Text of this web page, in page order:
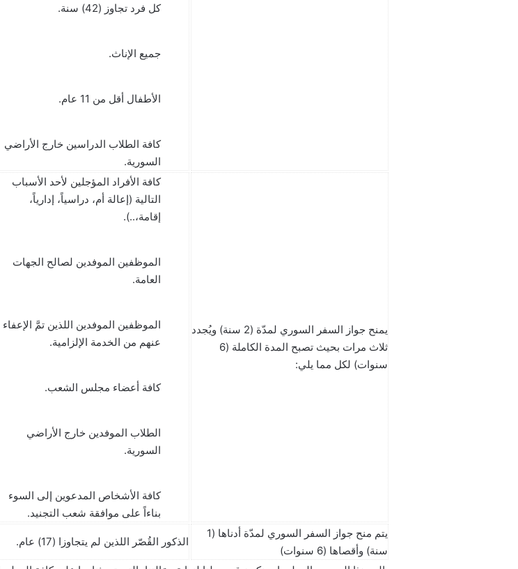
كل فرد تجاوز (42) سنة.
جميع الإناث.
الأطفال أقل من 11 عام.
كافة الطلاب الدراسين خارج الأراضي
السورية.
يمنح جواز السفر السوري لمدّة (2 سنة) ويُجدد
ثلاث مرات بحيث تصبح المدة الكاملة (6
سنوات) لكل مما يلي:
كافة الأفراد المؤجلين لأحد الأسباب
التالية (إعالة أم، دراسياً، إدارياً،
إقامة،..).
الموظفين الموفدين لصالح الجهات
العامة.
الموظفين الموفدين اللذين تمَّ الإعفاء
عنهم من الخدمة الإلزامية.
كافة أعضاء مجلس الشعب.
الطلاب الموفدين خارج الأراضي
السورية.
كافة الأشخاص المدعوين إلى السوء
بناءاً على موافقة شعب التجنيد.
يتم منح جواز السفر السوري لمدّة أدناها (1
سنة) وأقصاها (6 سنوات)
الذكور القُصّر اللذين لم يتجاوزا (17) عام.